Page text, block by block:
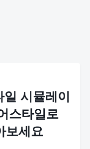
시뮬레이
스타일로
보세요